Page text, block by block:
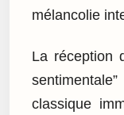
mélancolie
La réception
classique